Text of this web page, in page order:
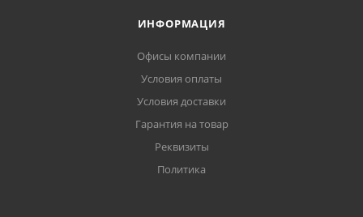
ИНФОРМАЦИЯ
Офисы компании
Условия оплаты
Условия доставки
Гарантия на товар
Реквизиты
Политика